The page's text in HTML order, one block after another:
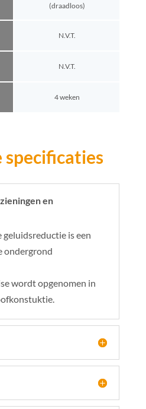
(draadloos)
N.V.T.
N.V.T.
4 weken
en
is een
ondergrond
wordt opgenomen in